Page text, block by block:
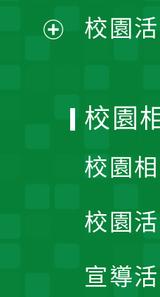
單
校園
校園
校園
校園
宣導